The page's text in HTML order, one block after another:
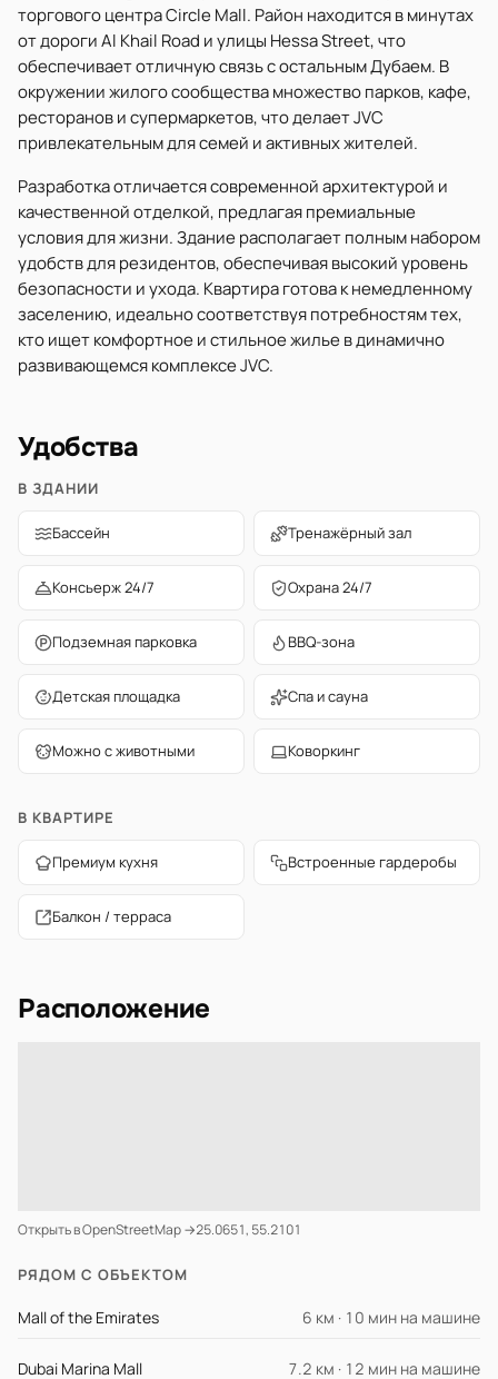
торгового центра Circle Mall. Район находится в минутах
от дороги Al Khail Road и улицы Hessa Street, что
обеспечивает отличную связь с остальным Дубаем. В
окружении жилого сообщества множество парков, кафе,
ресторанов и супермаркетов, что делает JVC
привлекательным для семей и активных жителей.
Разработка отличается современной архитектурой и
качественной отделкой, предлагая премиальные
условия для жизни. Здание располагает полным набором
удобств для резидентов, обеспечивая высокий уровень
безопасности и ухода. Квартира готова к немедленному
заселению, идеально соответствуя потребностям тех,
кто ищет комфортное и стильное жилье в динамично
развивающемся комплексе JVC.
Удобства
В ЗДАНИИ
Бассейн Тренажёрный зал
Консьерж 24/7 Охрана 24/7
Подземная парковка BBQ-зона
Детская площадка Спа и сауна
Можно с животными Коворкинг
В КВАРТИРЕ
Премиум кухня Встроенные гардеробы
Балкон / терраса
Расположение
Открыть в OpenStreetMap →25.0651, 55.2101
РЯДОМ С ОБЪЕКТОМ
Mall of the Emirates 6 км · 10 мин на машине
Dubai Marina Mall 7.2 км · 12 мин на машине